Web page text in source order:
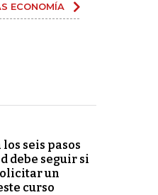
ECONOMÍA
los seis pasos
debe seguir si
un
curso